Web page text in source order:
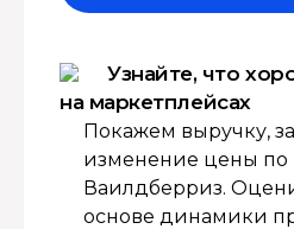
Узнайте, что
на маркетплейсах
Покажем выручку,
изменение цены по
Ваилдберриз.
основе динамики